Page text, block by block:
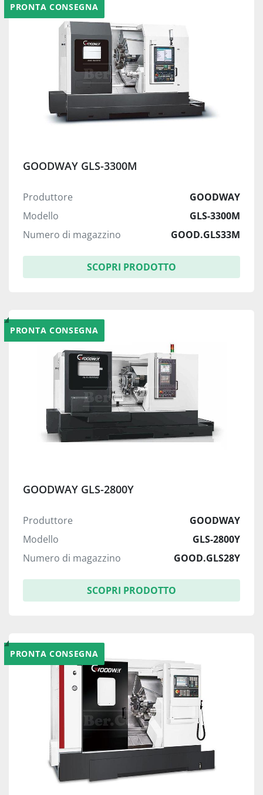
PRONTA CONSEGNA
GOODWAY GLS-3300M
Produttore
GOODWAY
Modello
GLS-3300M
Numero di magazzino
GOOD.GLS33M
SCOPRI PRODOTTO
PRONTA CONSEGNA
GOODWAY GLS-2800Y
Produttore
GOODWAY
Modello
GLS-2800Y
Numero di magazzino
GOOD.GLS28Y
SCOPRI PRODOTTO
PRONTA CONSEGNA